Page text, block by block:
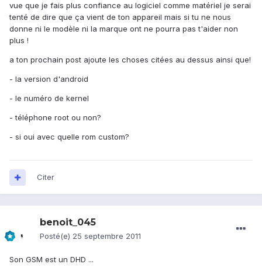
vue que je fais plus confiance au logiciel comme matériel je serai
tenté de dire que ça vient de ton appareil mais si tu ne nous
donne ni le modèle ni la marque ont ne pourra pas t'aider non
plus !
a ton prochain post ajoute les choses citées au dessus ainsi que!
- la version d'android
- le numéro de kernel
- téléphone root ou non?
- si oui avec quelle rom custom?
Citer
benoit_045
Posté(e) 25 septembre 2011
Son GSM est un DHD ...